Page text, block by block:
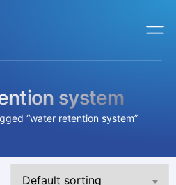
system
“water retention system”